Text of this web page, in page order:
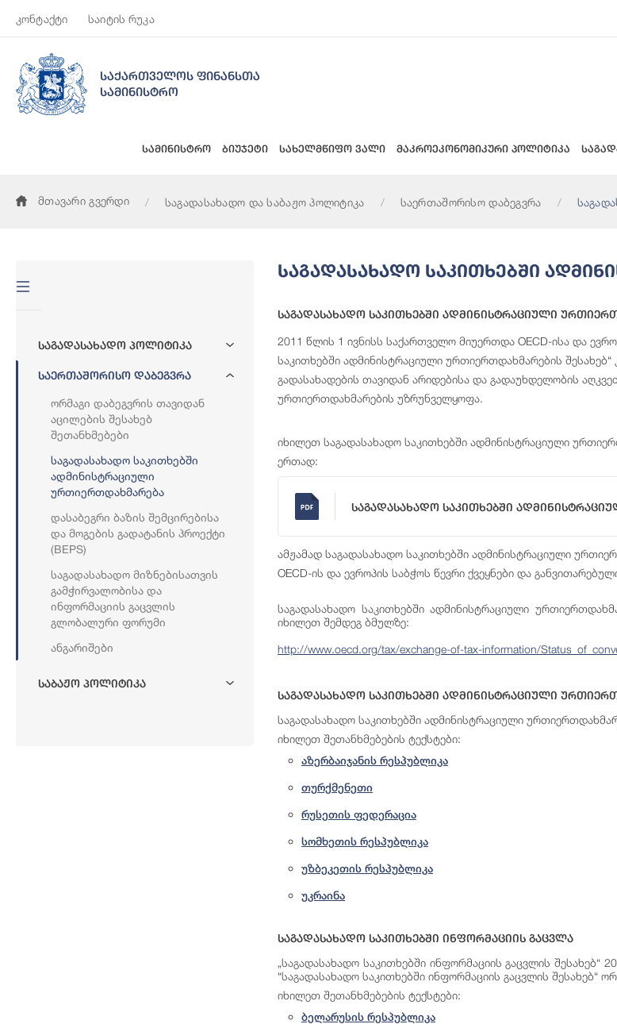
კონტაქტი საიტის რუკა
საქართველოს ფინანსთა
სამინისტრო
სამინისტრო ბიუჯეტი სახელმწიფო ვალი მაკროეკონომიკური პოლიტიკა
მთავარი გვერდი საგადასახადო და საბაჟო პოლიტიკა საერთაშორისო დაბეგვრა
Საგადასახადო Პოლიტიკა
Საერთაშორისო Დაბეგვრა
Ორმაგი Დაბეგვრის Თავიდან
Აცილების Შესახებ
Შეთანხმებები
Საგადასახადო Საკითხებში
Ადმინისტრაციული
Ურთიერთდახმარება
Დასაბეგრი Ბაზის Შემცირებისა
Და Მოგების Გადატანის Პროექტი
(BEPS)
Საგადასახადო Მიზნებისათვის
Გამჭირვალობისა Და
Ინფორმაციის Გაცვლის
Გლობალური Ფორუმი
Ანგარიშები
Საბაჟო Პოლიტიკა
Საგადასახადო Საკითხებში
Საგადასახადო Საკითხებში Ადმინისტრაციული
2011 წლის 1 ივნისს საქართველო მიუერთდა OECD-ისა და
საკითხებში ადმინისტრაციული ურთიერთდახმარების
გადასახადების თავიდან არიდებისა და გადაუხდელობის
ურთიერთდახმარების უზრუნველყოფა.
იხილეთ საგადასახადო საკითხებში ადმინისტრაციული
ერთად:
Საგადასახადო Საკითხებში
ამჟამად საგადასახადო საკითხებში ადმინისტრაციული
OECD-ის და ევროპის საბჭოს წევრი ქვეყნები და
საგადასახადო საკითხებში ადმინისტრაციული
იხილეთ შემდეგ ბმულზე:
http://www.oecd.org/tax/exchange-of-tax-information/
Საგადასახადო Საკითხებში Ადმინისტრაციული
საგადასახადო საკითხებში ადმინისტრაციული
იხილეთ შეთანხმებების ტექსტები:
აზერბაიჯანის რესპუბლიკა
თურქმენეთი
რუსეთის ფედერაცია
სომხეთის რესპუბლიკა
უზბეკეთის რესპუბლიკა
უკრაინა
Საგადასახადო Საკითხებში Ინფორმაციის Გაცვლა
„საგადასახადო საკითხებში ინფორმაციის გაცვლის
“საგადასახადო საკითხებში ინფორმაციის გაცვლის შესახებ“
იხილეთ შეთანხმებების ტექსტები:
ბელარუსის რესპუბლიკა